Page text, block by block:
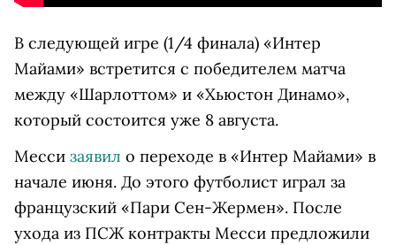
В следующей игре (1/4 финала) «Интер
Майами» встретится с победителем матча
между «Шарлоттом» и «Хьюстон Динамо»,
который состоится уже 8 августа.
Месси заявил о переходе в «Интер Майами» в
начале июня. До этого футболист играл за
французский «Пари Сен-Жермен». После
ухода из ПСЖ контракты Месси предложили